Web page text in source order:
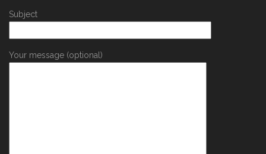
Subject
Your message (optional)